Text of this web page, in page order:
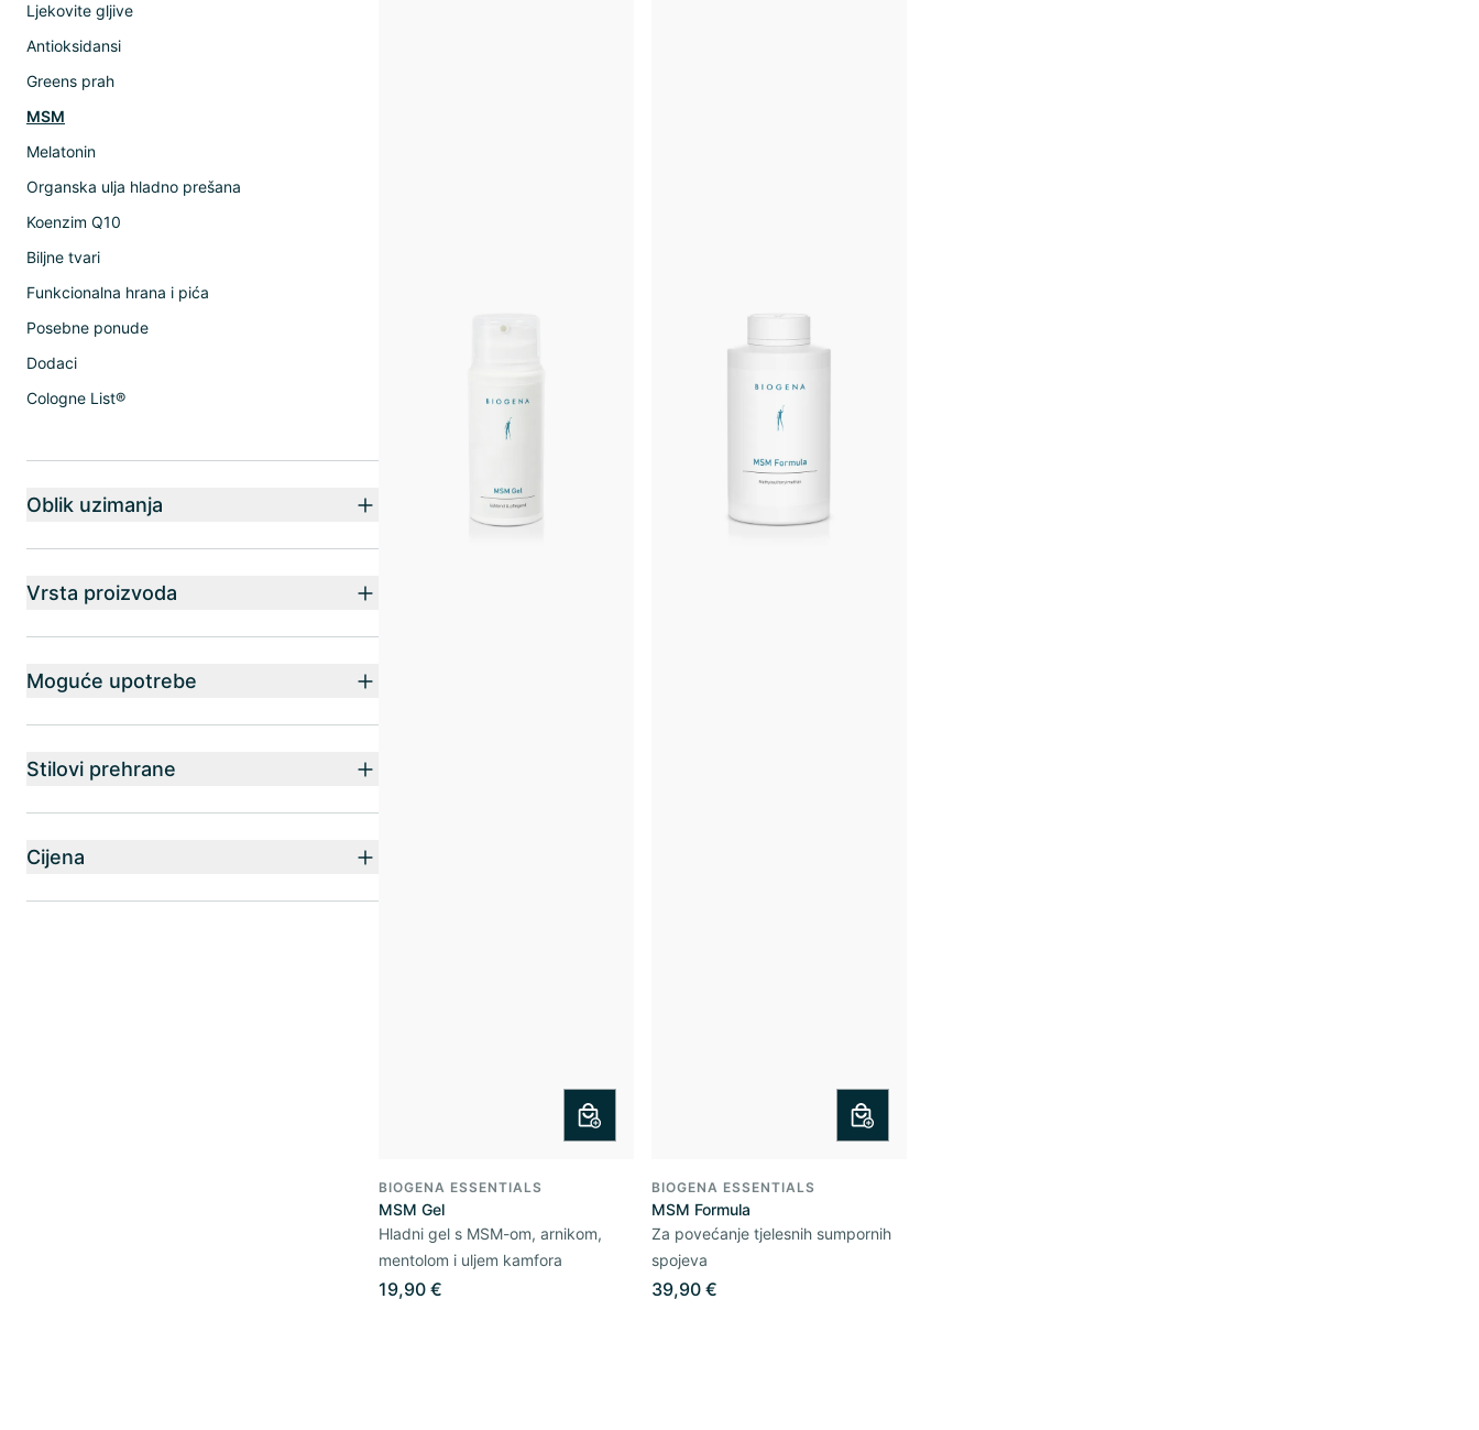
BIOGENA ESSENTIALS
MSM Gel
Hladni gel s MSM-om, arnikom,
mentolom i uljem kamfora
19,90 €
BIOGENA ESSENTIALS
MSM Formula
Za povećanje tjelesnih sumpornih
spojeva
39,90 €
Ljekovite gljive
Antioksidansi
Greens prah
MSM
Melatonin
Organska ulja hladno prešana
Koenzim Q10
Biljne tvari
Funkcionalna hrana i pića
Posebne ponude
Dodaci
Cologne List®
Oblik uzimanja
Vrsta proizvoda
Moguće upotrebe
Stilovi prehrane
Cijena